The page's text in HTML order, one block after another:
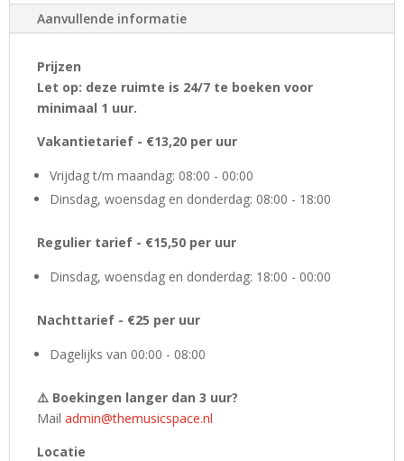
Aanvullende informatie
Prijzen
Let op: deze ruimte is 24/7 te boeken voor
minimaal 1 uur.
Vakantietarief - €13,20 per uur
Vrijdag t/m maandag: 08:00 - 00:00
Dinsdag, woensdag en donderdag: 08:00 - 18:00
Regulier tarief - €15,50 per uur
Dinsdag, woensdag en donderdag: 18:00 - 00:00
Nachttarief - €25 per uur
Dagelijks van 00:00 - 08:00
⚠️ Boekingen langer dan 3 uur?
Mail admin@themusicspace.nl
Locatie